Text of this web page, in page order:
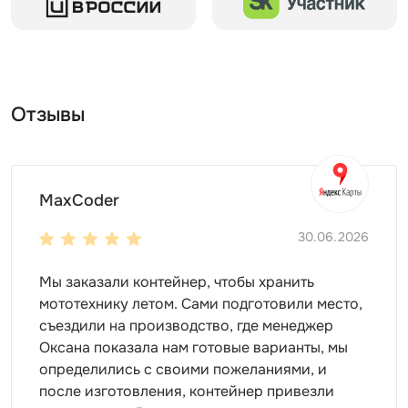
для хранения инвентаря
Выбор дизайна и внутреннее пространство
красивым и удобным хозблоком. Мы предлагаем:
базовую расцветку – оцинкованная сталь
одну из расцветок палитры RAL
нанесение печати
Организуйте внутренне пространство под свои
нужды. Внутри контейнера можно установить:
полки
стеллажи
шкафы
Отзывы
MaxCoder
30.06.2026
Мы заказали контейнер, чтобы хранить
мототехнику летом. Сами подготовили место,
съездили на производство, где менеджер
Оксана показала нам готовые варианты, мы
определились с своими пожеланиями, и
после изготовления, контейнер привезли